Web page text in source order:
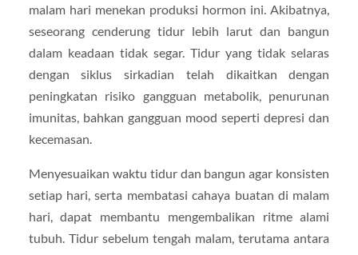
malam hari menekan produksi hormon ini. Akibatnya,
seseorang cenderung tidur lebih larut dan bangun
dalam keadaan tidak segar. Tidur yang tidak selaras
dengan siklus sirkadian telah dikaitkan dengan
peningkatan risiko gangguan metabolik, penurunan
imunitas, bahkan gangguan mood seperti depresi dan
kecemasan.
Menyesuaikan waktu tidur dan bangun agar konsisten
setiap hari, serta membatasi cahaya buatan di malam
hari, dapat membantu mengembalikan ritme alami
tubuh. Tidur sebelum tengah malam, terutama antara